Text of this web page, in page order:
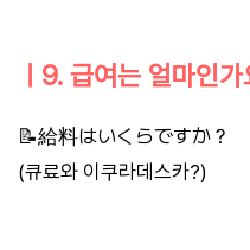
ㅣ9. 급여는 얼마인
📝給料はいくらですか？
(큐료와 이쿠라데스카?)